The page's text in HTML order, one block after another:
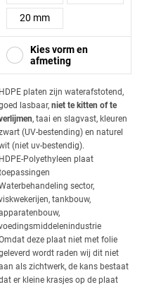
20 mm
Kies vorm en
afmeting
Vierkant
Driehoek
Rechthoek
HDPE platen zijn waterafstotend,
lasbaar, niet te kitten of te
, taai en slagvast, kleuren
(UV-bestending) en naturel
(niet uv-bestendig).
HDPE-Polyethyleen plaat
sector,
tankbouw,
deze plaat niet met folie
wordt raden wij dit niet
als zichtwerk, de kans bestaat
er kleine krasjes op de plaat